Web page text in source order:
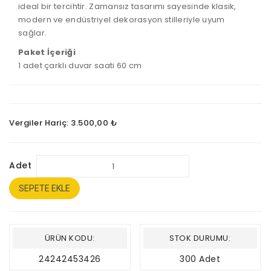
ideal bir tercihtir. Zamansız tasarımı sayesinde klasik,
modern ve endüstriyel dekorasyon stilleriyle uyum
sağlar.
Paket İçeriği
1 adet çarklı duvar saati 60 cm
Vergiler Hariç: 3.500,00 ₺
Adet
SEPETE EKLE
ÜRÜN KODU:
24242453426
STOK DURUMU:
300 Adet